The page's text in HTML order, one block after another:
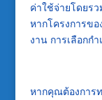
ค่าใช้จ่ายโดยร
หากโครงการข
งาน การเลือกก
หากคุณต้องการ